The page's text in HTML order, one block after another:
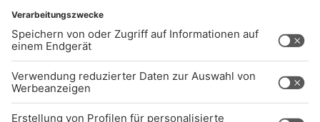
UNTERNEHMEN
Kontakt
Jobs
Sendeempfang